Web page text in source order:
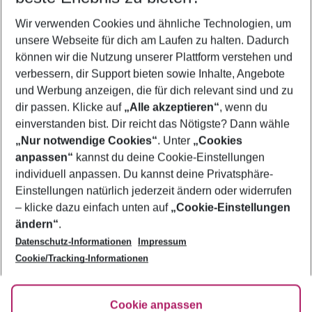
2 Erwachsene Keine Kinder
Mehr Filter anzeigen
Footer
Footer navigation
Über uns
AGB
Bestpreisgarantie
Cookie-Einstellungen ändern
Cookie-Richtlinie
Agenturbetreuung
Barrierefreies Reisen
FAQ
HanseMerkur Reiseversicherung
Folge uns
Wir verwenden Cookies und ähnliche Technologien, um
unsere Webseite für dich am Laufen zu halten. Dadurch
können wir die Nutzung unserer Plattform verstehen und
verbessern, dir Support bieten sowie Inhalte, Angebote
und Werbung anzeigen, die für dich relevant sind und zu
dir passen. Klicke auf „Alle akzeptieren“, wenn du
einverstanden bist. Dir reicht das Nötigste? Dann wähle
„Nur notwendige Cookies“. Unter „Cookies
anpassen“ kannst du deine Cookie-Einstellungen
individuell anpassen. Du kannst deine Privatsphäre-
Einstellungen natürlich jederzeit ändern oder widerrufen
– klicke dazu einfach unten auf „Cookie-Einstellungen
ändern“.
Datenschutz-Informationen
Impressum
Cookie/Tracking-Informationen
Cookie anpassen